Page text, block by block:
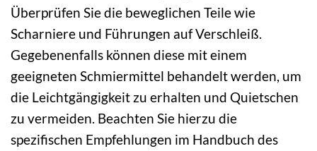
Überprüfen Sie die beweglichen Teile wie
Scharniere und Führungen auf Verschleiß.
Gegebenenfalls können diese mit einem
geeigneten Schmiermittel behandelt werden, um
die Leichtgängigkeit zu erhalten und Quietschen
zu vermeiden. Beachten Sie hierzu die
spezifischen Empfehlungen im Handbuch des